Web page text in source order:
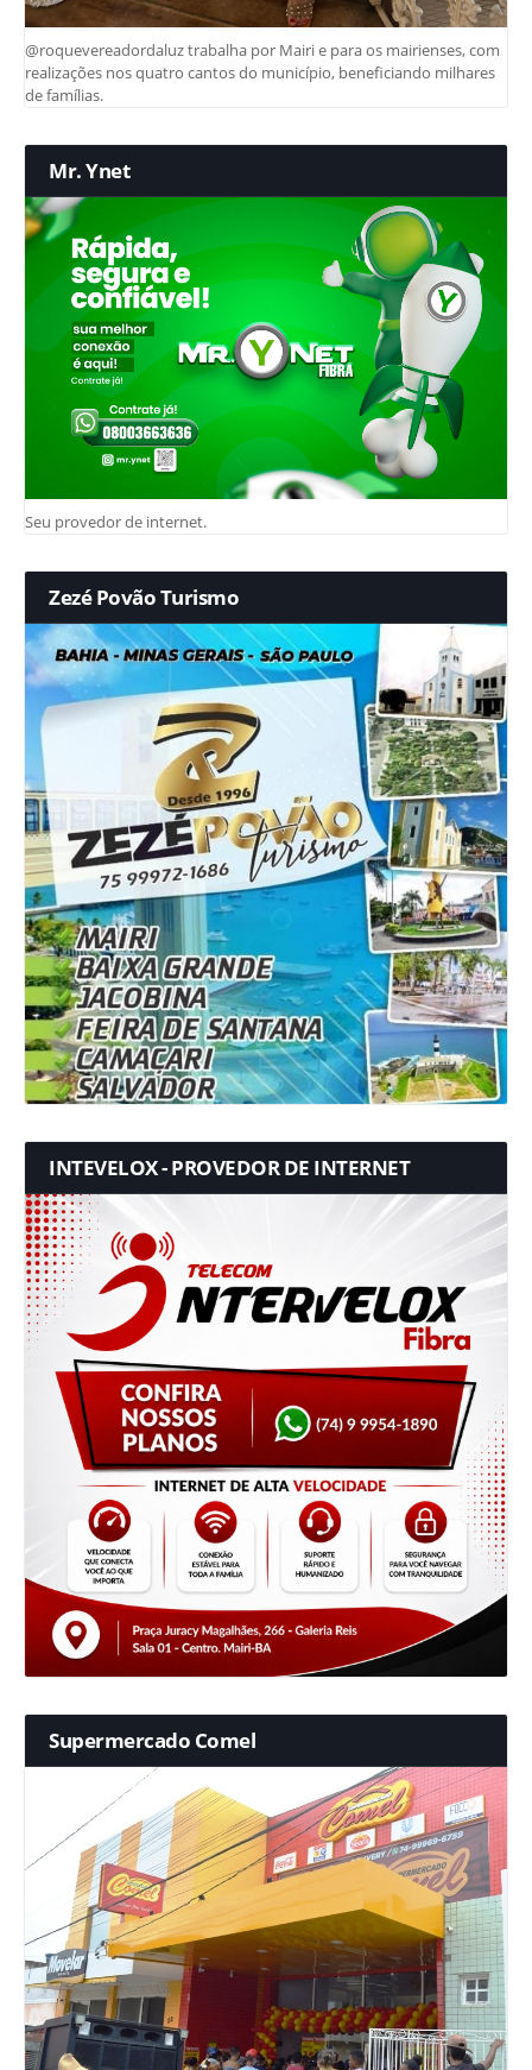
@roquevereadordaluz trabalha por Mairi e para os mairienses, com
realizações nos quatro cantos do município, beneficiando milhares
de famílias.
Mr. Ynet
Seu provedor de internet.
Zezé Povão Turismo
INTEVELOX - PROVEDOR DE INTERNET
Supermercado Comel